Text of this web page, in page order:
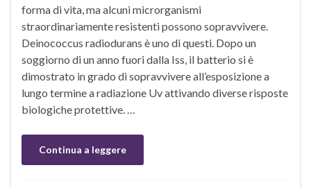
forma di vita, ma alcuni microrganismi
straordinariamente resistenti possono sopravvivere.
Deinococcus radiodurans è uno di questi. Dopo un
soggiorno di un anno fuori dalla Iss, il batterio si è
dimostrato in grado di sopravvivere all’esposizione a
lungo termine a radiazione Uv attivando diverse risposte
biologiche protettive. …
Continua a leggere